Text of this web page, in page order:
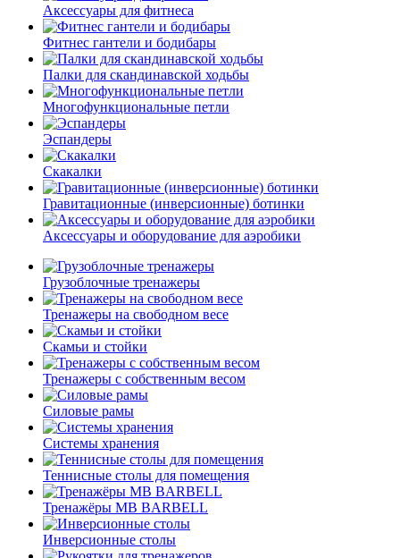
Аксессуары для фитнеса
Фитнес гантели и бодибары
Палки для скандинавской ходьбы
Многофункциональные петли
Эспандеры
Скакалки
Гравитационные (инверсионные) ботинки
Аксессуары и оборудование для аэробики
Грузоблочные тренажеры
Тренажеры на свободном весе
Скамьи и стойки
Тренажеры с собственным весом
Силовые рамы
Системы хранения
Теннисные столы для помещения
Тренажёры MB BARBELL
Инверсионные столы